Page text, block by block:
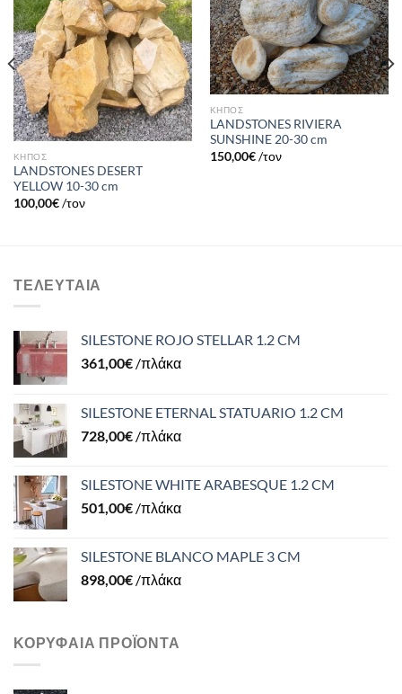
Πρόσθήκη
στην λίστα
επιθυμιών
ΚΗΠΟΣ
LANDSTONES DESERT
YELLOW 10-30 cm
100,00€ /τον
Πρόσθήκη
στην λίστα
επιθυμιών
ΚΗΠΟΣ
LANDSTONES RIVIERA
SUNSHINE 20-30 cm
150,00€ /τον
ΤΕΛΕΥΤΑΊΑ
SILESTONE ROJO STELLAR 1.2 CM
361,00€ /πλάκα
SILESTONE ETERNAL STATUARIO 1.2 CM
728,00€ /πλάκα
SILESTONE WHITE ARABESQUE 1.2 CM
501,00€ /πλάκα
SILESTONE BLANCO MAPLE 3 CM
898,00€ /πλάκα
ΚΟΡΥΦΑΊΑ ΠΡΟΪΌΝΤΑ